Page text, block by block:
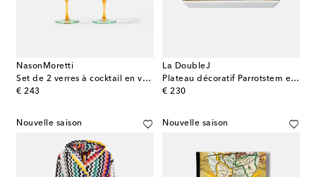
NasonMoretti
Set de 2 verres à cocktail en verre
€ 243
original price
La DoubleJ
Plateau décoratif Parrotstem en porcelaine
€ 230
original price
Nouvelle saison Nouvelle saison